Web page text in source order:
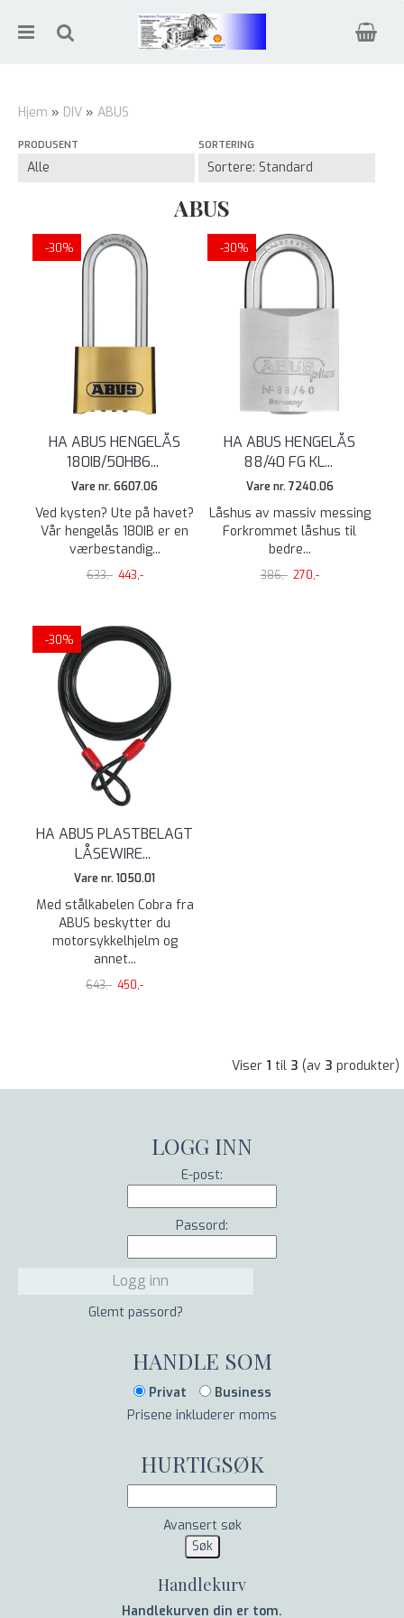
Hjem » DIV » ABUS
PRODUSENT SORTERING
ABUS
-30%
HA ABUS HENGELÅS
180IB/50HB6...
Vare nr. 6607.06
Ved kysten? Ute på havet?
Vår hengelås 180IB er en
værbestandig...
633,- 443,-
-30%
HA ABUS HENGELÅS
88/40 FG KL...
Vare nr. 7240.06
Låshus av massiv messing
Forkrommet låshus til
bedre...
386,- 270,-
-30%
HA ABUS PLASTBELAGT
LÅSEWIRE...
Vare nr. 1050.01
Med stålkabelen Cobra fra
ABUS beskytter du
motorsykkelhjelm og
annet...
643,- 450,-
Viser 1 til 3 (av 3 produkter)
LOGG INN
E-post:
Passord:
Glemt passord?
HANDLE SOM
Privat
Business
Prisene inkluderer moms
HURTIGSØK
Avansert søk
Handlekurv
Handlekurven din er tom.